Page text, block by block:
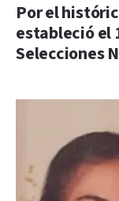
Por el
estableció el
Selecciones